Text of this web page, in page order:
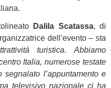
Dalila Scatassa, di
dell’evento – sta
turistica. Abbiamo
Italia, numerose testate
l’appuntamento e
televisivo nazionale ci ha